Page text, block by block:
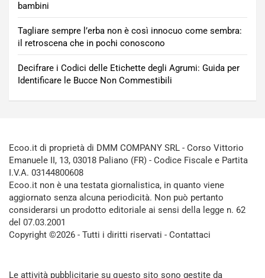
bambini
Tagliare sempre l’erba non è così innocuo come sembra:
il retroscena che in pochi conoscono
Decifrare i Codici delle Etichette degli Agrumi: Guida per
Identificare le Bucce Non Commestibili
Ecoo.it di proprietà di DMM COMPANY SRL - Corso Vittorio
Emanuele II, 13, 03018 Paliano (FR) - Codice Fiscale e Partita
I.V.A. 03144800608
Ecoo.it non è una testata giornalistica, in quanto viene
aggiornato senza alcuna periodicità. Non può pertanto
considerarsi un prodotto editoriale ai sensi della legge n. 62
del 07.03.2001
Copyright ©2026 - Tutti i diritti riservati - Contattaci
Le attività pubblicitarie su questo sito sono gestite da